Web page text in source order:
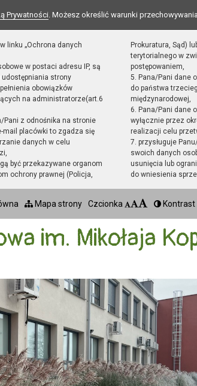
Prywatności. Możesz określić warunki
linku „Ochrona danych
w postaci adresu IP, są
strony
obowiązków
na administratorze(art.6
Pani z odnośnika na stronie
mail placówki to zgadza się
danych w celu
być przekazywane organom
ochrony prawnej (Policja,
Prokuratura, Sąd)
terytorialnego w
postępowaniem,
5. Pana/Pani dane
do państwa
międzynarodowej,
6. Pana/Pani dane
wyłącznie przez
realizacji celu
7. przysługuje
swoich danych
usunięcia lub
do wniesienia
Mapa strony Czcionka Kontrast
im. Mikołaja